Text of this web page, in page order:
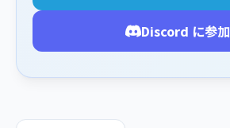
Discord に参加